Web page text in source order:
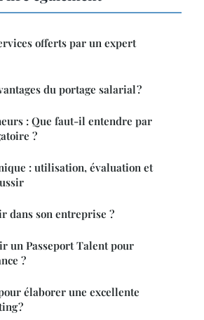
offerts par un expert
du portage salarial ?
: Que faut-il entendre par
?
: utilisation, évaluation et
dans son entreprise ?
un Passeport Talent pour
?
élaborer une excellente
?